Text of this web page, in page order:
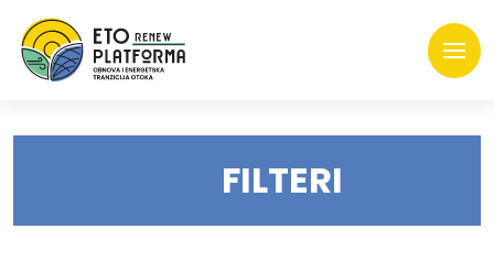
FILTERI